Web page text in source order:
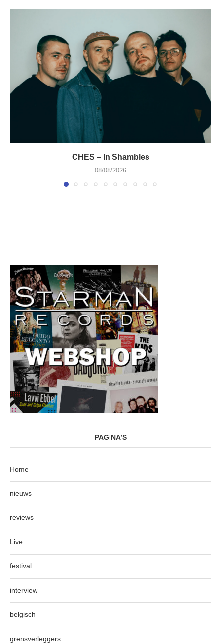
CHES – In Shambles
08/08/2026
PAGINA’S
Home
nieuws
reviews
Live
festival
interview
belgisch
grensverleggers